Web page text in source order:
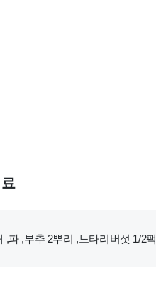
,파 ,부추 2뿌리 ,느타리버섯 1/2팩